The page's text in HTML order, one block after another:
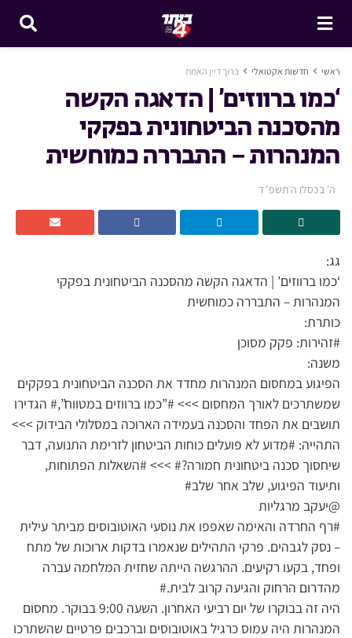
ראשי חדשות אקטואלי ברוך דיין האמת
‘כמו ברווזים’ | הדאגה הקשה
מהסכנה הביטחונית בפקקי
המנהרות – התבררה כמוחשית
ה׳ בכסלו ה׳תשפ״ד
גג:
‘כמו ברווזים’ | הדאגה הקשה מהסכנה הביטחונית בפקקי
המנהרות – התבררה כמוחשית
כותרת:
#זהירות: פקק מסוכן
משנה:
הפיגוע במחסום המנהרות מחדד את הסכנה הביטחונית בפקקים
שמשתרכים לאורך המחסום >>> #”כמו ברווזים במטווח”,# הגדירו
תושבים את הפחד והסכנה בעמידה הארוכה במסלולי הבידוק >>>
התהייה: #מדוע לא פועלים כוחות הביטחון לזרימת התנועה, דבר
שיחסוך סכנה ביטחונית חמורה?# >>> #השאלות הפתוחות,
ותיעוד הפיגוע, שלב אחר שלב#
@יעקב מרגליות
#רף החרדה והאימה שאפפו את נוסעי האוטובוסים מביתר עילית
– נסק לגבהים. פרקי התהילים שנאמרו בדקות ארוכות של מתח
ופחד, בקעו רקיעים. ההרגשה הייתה שחזית המלחמה עברה
מהדרום הרחוק והגיעה קרוב לבית.#
היה זה בבוקרו של יום רביעי האחרון. השעה 9:00 בבוקר. מחסום
המנהרות היה עמוס כרגיל באוטובוסים וברכבים פרטיים שהשתרכו